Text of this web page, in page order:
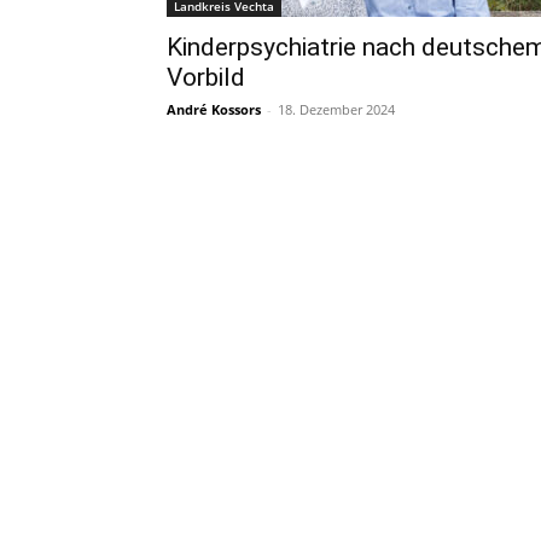
Landkreis Vechta
Kinderpsychiatrie nach
Vorbild
André Kossors - 18. Dezember 2024